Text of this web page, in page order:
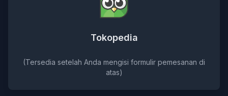
Tokopedia
(Tersedia setelah Anda mengisi formulir pemesanan di
atas)